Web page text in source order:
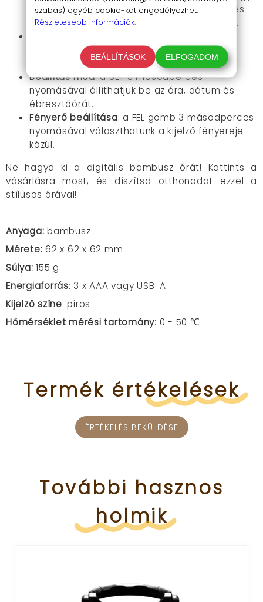
hanggal bekapcsolhatjuk azt. A hangvezérlés
ki/be kapcsolásához használja a LE gombot.
választhatunk a Celsius vagy a Farenheit
mértékegység között.
Beállítás mód: a SET 3 másodperces
nyomásával állíthatjuk be az óra, dátum és
ébresztőórát.
Fényerő beállítása: a FEL gomb 3 másodperces
nyomásával választhatunk a kijelző fényereje
közül.
Ne hagyd ki a digitális bambusz órát! Kattints a
vásárlásra most, és díszítsd otthonodat ezzel a
stílusos órával!
Anyaga: bambusz
Mérete: 62 x 62 x 62 mm
Súlya: 155 g
Energiaforrás: 3 x AAA vagy USB-A
Kijelző színe: piros
Hőmérséklet mérési tartomány: 0 - 50 ℃
Termék értékelések
ÉRTÉKELÉS BEKÜLDÉSE
További hasznos
holmik
szabás) egyéb cookie-kat engedélyezhet.
Részletesebb információk.
BEÁLLÍTÁSOK ELFOGADOM